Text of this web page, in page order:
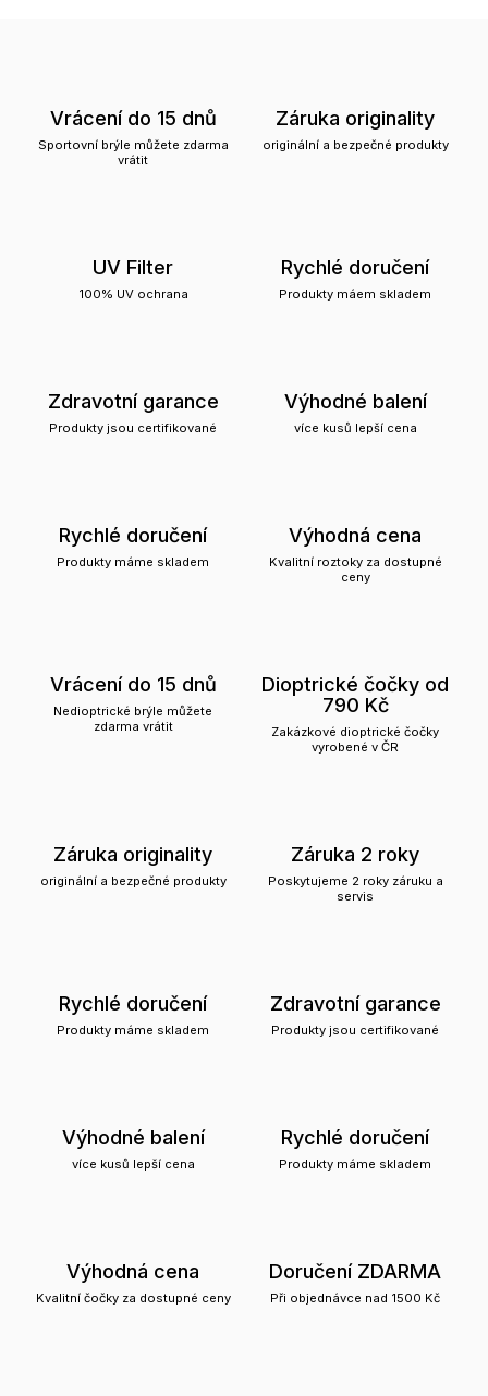
Vrácení do 15 dnů
Sportovní brýle můžete zdarma
vrátit
Záruka originality
originální a bezpečné produkty
UV Filter
100% UV ochrana
Rychlé doručení
Produkty máem skladem
Zdravotní garance
Produkty jsou certifikované
Výhodné balení
více kusů lepší cena
Rychlé doručení
Produkty máme skladem
Výhodná cena
Kvalitní roztoky za dostupné
ceny
Vrácení do 15 dnů
Nedioptrické brýle můžete
zdarma vrátit
Dioptrické čočky od
790 Kč
Zakázkové dioptrické čočky
vyrobené v ČR
Záruka originality
originální a bezpečné produkty
Záruka 2 roky
Poskytujeme 2 roky záruku a
servis
Rychlé doručení
Produkty máme skladem
Zdravotní garance
Produkty jsou certifikované
Výhodné balení
více kusů lepší cena
Rychlé doručení
Produkty máme skladem
Výhodná cena
Kvalitní čočky za dostupné ceny
Doručení ZDARMA
Při objednávce nad 1500 Kč